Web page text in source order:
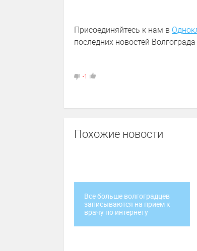
Присоединяйтесь к нам в
последних новостей
-1
Похожие новости
Все больше волгоградцев
записываются на прием к
врачу по интернету